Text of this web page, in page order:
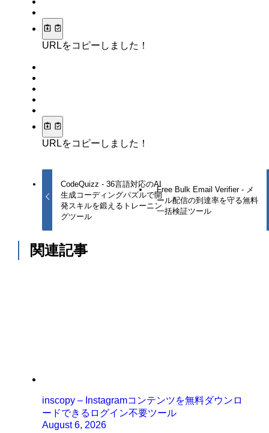
URLをコピーしました！
URLをコピーしました！
CodeQuizz - 36言語対応のAI
生成コーディングパズルで開
発スキルを鍛えるトレーニン
グツール
Free Bulk Email Verifier - メ
ール配信の到達率を守る無料
一括検証ツール
関連記事
inscopy – Instagramコンテンツを無料ダウンロ
ードできるログイン不要ツール
August 6, 2026